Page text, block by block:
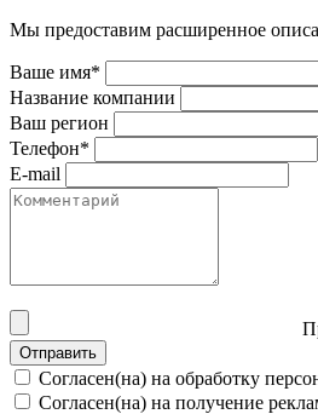
Мы предоставим расширенное
Ваше имя*
Название компании
Ваш регион
Телефон*
E-mail
Отправить
Согласен(на) на обработку
Согласен(на) на получение